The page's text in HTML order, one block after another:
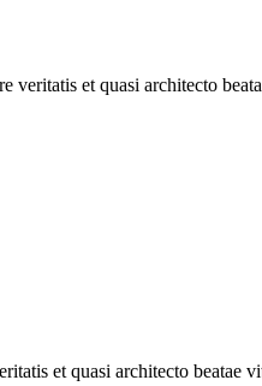
veritatis et quasi architecto
et quasi architecto beatae